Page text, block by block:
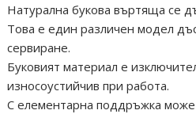
Натурална букова въртяща се
Това е един различен модел
сервиране.
Буковият материал е
износоустийчив при работа.
С елементарна поддръжка